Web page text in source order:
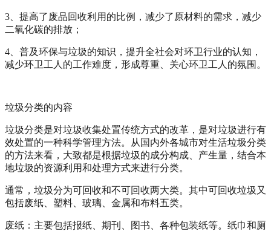
3、提高了废品回收利用的比例，减少了原材料的需求，减少
二氧化碳的排放；
4、普及环保与垃圾的知识，提升全社会对环卫行业的认知，
减少环卫工人的工作难度，形成尊重、关心环卫工人的氛围。
垃圾分类的内容
垃圾分类是对垃圾收集处置传统方式的改革，是对垃圾进行有
效处置的一种科学管理方法。从国内外各城市对生活垃圾分类
的方法来看，大致都是根据垃圾的成分构成、产生量，结合本
地垃圾的资源利用和处理方式来进行分类。
通常，垃圾分为可回收和不可回收两大类。其中可回收垃圾又
包括废纸、塑料、玻璃、金属和布料五类。
废纸：主要包括报纸、期刊、图书、各种包装纸等。纸巾和厕